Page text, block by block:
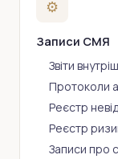
⚙
Записи СМЯ
Звіти
Протоколи
Реєстр
Реєстр
Записи про